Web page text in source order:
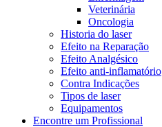
Veterinária
Oncologia
Historia do laser
Efeito na Reparação
Efeito Analgésico
Efeito anti-inflamatório
Contra Indicações
Tipos de laser
Equipamentos
Encontre um Profissional